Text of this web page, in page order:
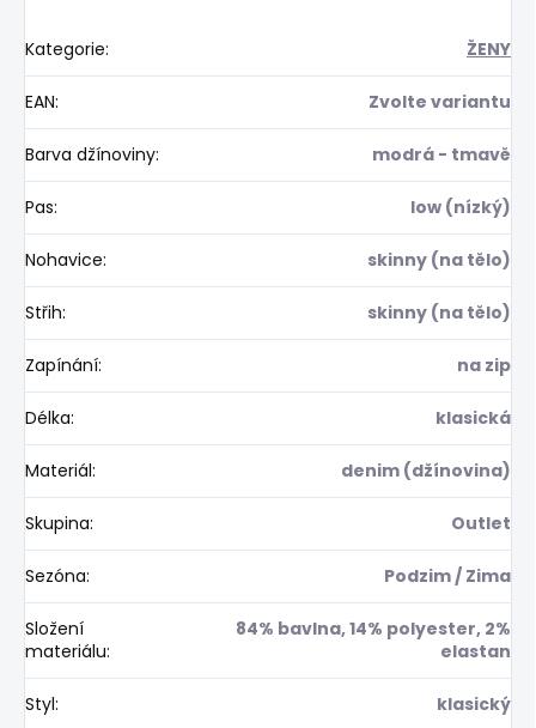
Kategorie: ŽENY
EAN: Zvolte variantu
Barva džínoviny: modrá - tmavě
Pas: low (nízký)
Nohavice: skinny (na tělo)
Střih: skinny (na tělo)
Zapínání: na zip
Délka: klasická
Materiál: denim (džínovina)
Skupina: Outlet
Sezóna: Podzim / Zima
Složení
materiálu:
84% bavlna, 14% polyester, 2%
elastan
Styl: klasický